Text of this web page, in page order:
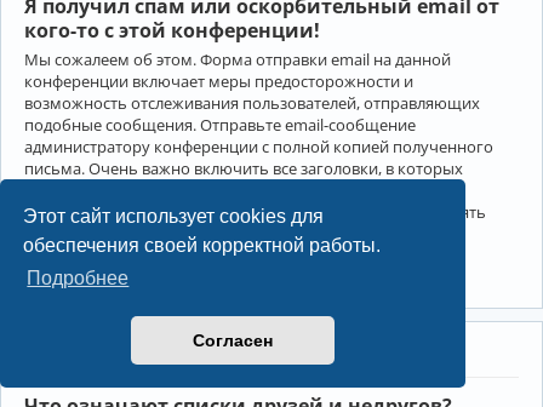
Этот сайт использует cookies для
обеспечения своей корректной работы.
Подробнее
Согласен
Я получил спам или оскорбительный email от
кого-то с этой конференции!
Мы сожалеем об этом. Форма отправки email на данной
конференции включает меры предосторожности и
возможность отслеживания пользователей, отправляющих
подобные сообщения. Отправьте email-сообщение
администратору конференции с полной копией полученного
письма. Очень важно включить все заголовки, в которых
Администратор конференции сможет в этом случае принять
меры.
Друзья и недруги